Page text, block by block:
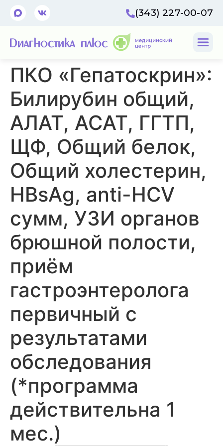
(343) 227-00-07
ПКО «Гепатоскрин»:
Билирубин общий,
АЛАТ, АСАТ, ГГТП,
ЩФ, Общий белок,
Общий холестерин,
HBsAg, anti-HCV
сумм, УЗИ органов
брюшной полости,
приём
гастроэнтеролога
первичный с
результатами
обследования
(*программа
действительна 1
мес.)